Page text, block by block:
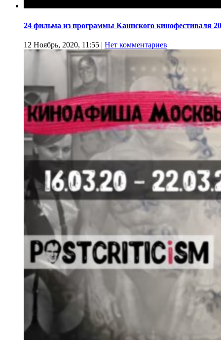
24 фильма из программы Каннского кинофестиваля
12 Ноябрь, 2020, 11:55 | Нет комментариев